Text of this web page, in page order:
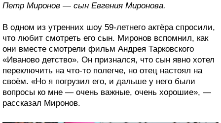
Петр Миронов — сын Евгения Миронова.
В одном из утренних шоу 59-летнего актёра спросили,
что любит смотреть его сын. Миронов вспомнил, как
они вместе смотрели фильм Андрея Тарковского
«Иваново детство». Он признался, что сын явно хотел
переключить на что-то полегче, но отец настоял на
своём. «Но я погрузил его, и дальше у него были
вопросы ко мне — очень важные, очень хорошие», —
рассказал Миронов.